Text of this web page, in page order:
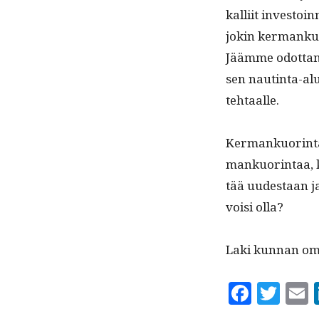
kalli­it
jokin
Jäämme
sen nautin­ta-
tehtaalle.
mankuor­in­taa,
tää uud­estaan
voisi olla?
Laki kun­nan
Fa T